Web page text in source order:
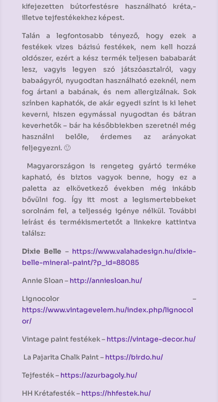
kifejezetten bútorfestésre használható kréta,-
illetve tejfestékekhez képest.
Talán a legfontosabb tényező, hogy ezek a
festékek vizes bázisú festékek, nem kell hozzá
oldószer, ezért a kész termék teljesen bababarát
lesz, vagyis legyen szó játszóasztalról, vagy
babaágyról, nyugodtan használható ezeknél, nem
fog ártani a babának, és nem allergizálnak. Sok
színben kaphatók, de akár egyedi színt is ki lehet
keverni, hiszen egymással nyugodtan és bátran
keverhetők – bár ha későbbiekben szeretnél még
használni belőle, érdemes az arányokat
feljegyezni. 🙂
Magyarországon is rengeteg gyártó terméke
kapható, és biztos vagyok benne, hogy ez a
paletta az elkövetkező években még inkább
bővülni fog. Így itt most a legismertebbeket
sorolnám fel, a teljesség igénye nélkül. További
leírást és termékismertetőt a linkekre kattintva
találsz:
Dixie Belle – https://www.valahadesign.hu/dixie-
belle-mineral-paint/?p_id=88085
Annie Sloan – http://anniesloan.hu/
Lignocolor –
https://www.vintagevelem.hu/index.php/lignocol
or/
Vintage paint festékek – https://vintage-decor.hu/
La Pajarita Chalk Paint – https://birdo.hu/
Tejfesték – https://azurbagoly.hu/
HH Krétafesték – https://hhfestek.hu/